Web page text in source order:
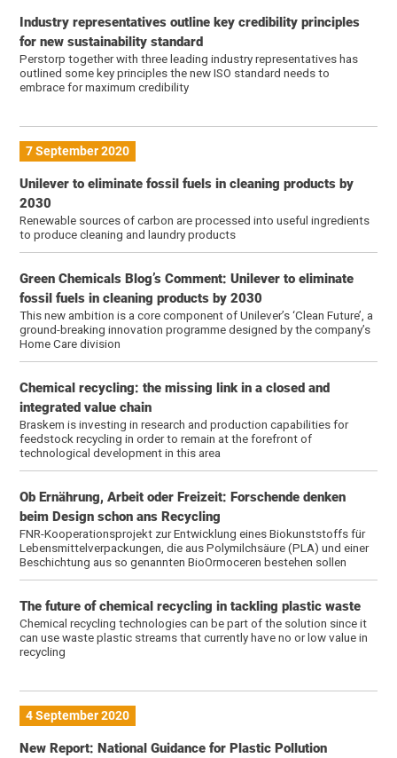
Industry representatives outline key credibility principles
for new sustainability standard
Perstorp together with three leading industry representatives has
outlined some key principles the new ISO standard needs to
embrace for maximum credibility
7 September 2020
Unilever to eliminate fossil fuels in cleaning products by
2030
Renewable sources of carbon are processed into useful ingredients
to produce cleaning and laundry products
Green Chemicals Blog’s Comment: Unilever to eliminate
fossil fuels in cleaning products by 2030
This new ambition is a core component of Unilever’s ‘Clean Future’, a
ground-breaking innovation programme designed by the company’s
Home Care division
Chemical recycling: the missing link in a closed and
integrated value chain
Braskem is investing in research and production capabilities for
feedstock recycling in order to remain at the forefront of
technological development in this area
Ob Ernährung, Arbeit oder Freizeit: Forschende denken
beim Design schon ans Recycling
FNR-Kooperationsprojekt zur Entwicklung eines Biokunststoffs für
Lebensmittelverpackungen, die aus Polymilchsäure (PLA) und einer
Beschichtung aus so genannten BioOrmoceren bestehen sollen
The future of chemical recycling in tackling plastic waste
Chemical recycling technologies can be part of the solution since it
can use waste plastic streams that currently have no or low value in
recycling
4 September 2020
New Report: National Guidance for Plastic Pollution